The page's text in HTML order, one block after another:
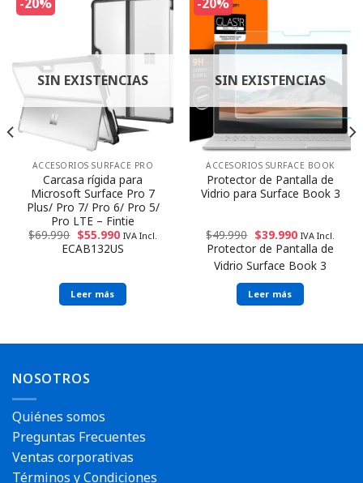
-20%
SIN EXISTENCIAS
ACCESORIOS SURFACE PRO
Carcasa rígida para
Microsoft Surface Pro 7
Plus/ Pro 7/ Pro 6/ Pro 5/
Pro LTE – Fintie
$69.990 $55.990 IVA Incl.
ECAB132US
Leer más
-20%
SIN EXISTENCIAS
ACCESORIOS SURFACE BOOK
Protector de Pantalla de
Vidrio para Surface Book 3
$49.990 $39.990 IVA Incl.
Protector de Pantalla de
Vidrio Surface Book 3
Leer más
NOSOTROS
Quiénes somos
Preguntas Frecuentes
Ventas corporativas
Términos y Condiciones